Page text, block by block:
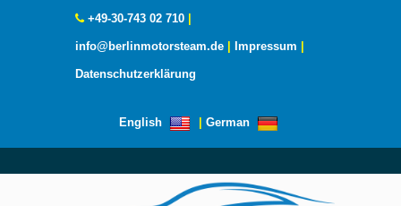
+49-30-743 02 710
info@berlinmotorsteam.de Impressum
Datenschutzerklärung
English German